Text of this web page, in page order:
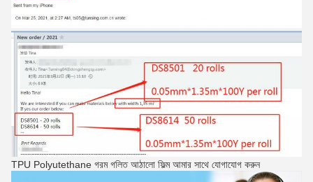
TPU Polyutethane গরম গলিত আঠালো ফিল্ম আমার সাথে যোগাযোগ করুন